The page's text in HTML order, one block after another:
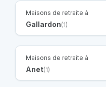
Maisons de retraite à
Gallardon(1)
Maisons de retraite à
Anet(1)